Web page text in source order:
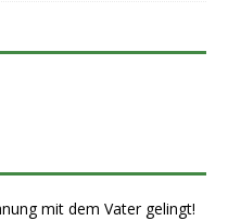
mit dem Vater gelingt!